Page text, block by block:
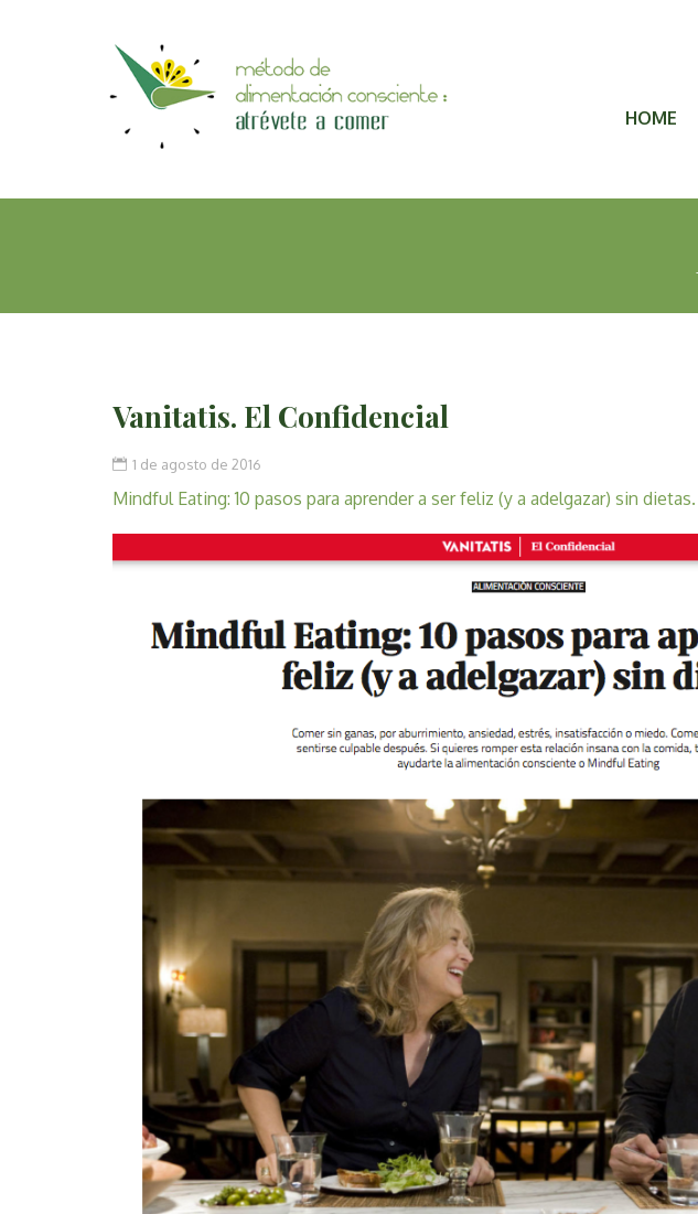
MÉTODO
DE
ALIMENTACIÓN
CONSCIENTE
HOME
Vanitatis. El Confidencial
1 de agosto de 2016
Mindful Eating: 10 pasos para aprender a ser feliz (y a adelgazar) sin dietas.